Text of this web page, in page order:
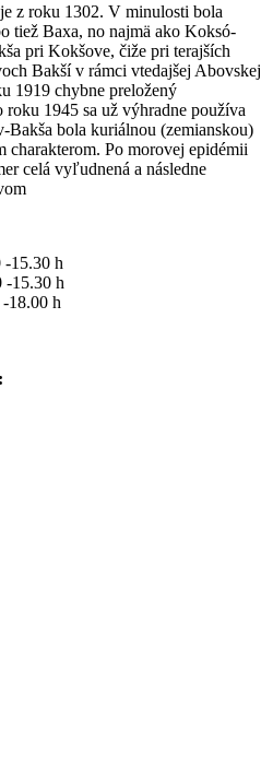
z roku 1302. V minulosti bola
tiež Baxa, no najmä ako Koksó-
pri Kokšove, čiže pri terajších
Bakší v rámci vtedajšej Abovskej
1919 chybne preložený
1945 sa už výhradne používa
bola kuriálnou (zemianskou)
charakterom. Po morovej epidémii
celá vyľudnená a následne
-15.30 h
-15.30 h
18.00 h